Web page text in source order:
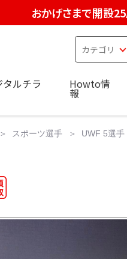
おかげさまで開設
タルチラ Howto情
報
スポーツ選手 UWF 5選